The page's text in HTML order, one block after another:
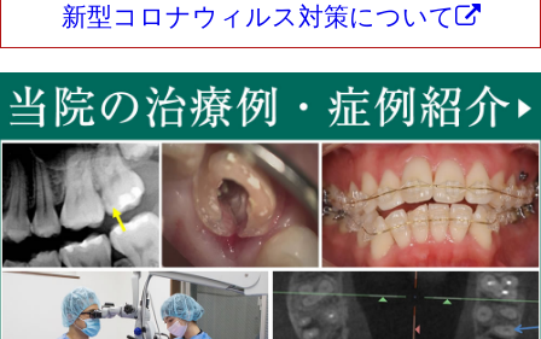
新型コロナウィルス対策について